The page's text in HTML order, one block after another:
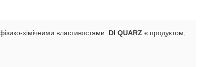
хімічними властивостями. DI QUARZ є продуктом,